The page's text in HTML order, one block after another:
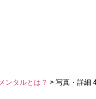
ンタルとは？ > 写真・詳細